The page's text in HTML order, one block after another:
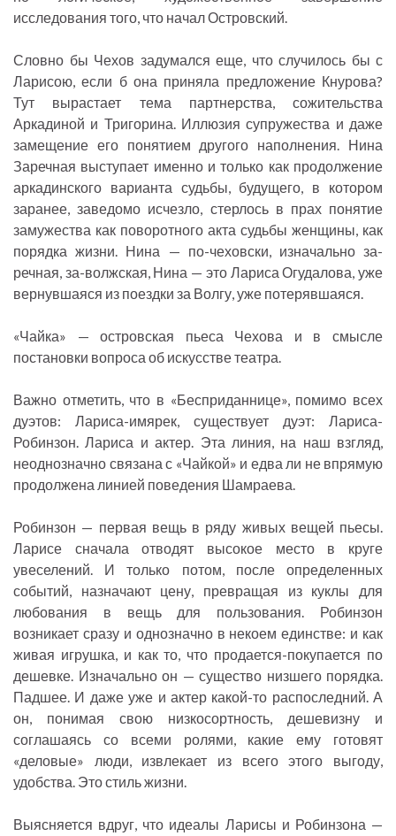
исследования того, что начал Островский.
Словно бы Чехов задумался еще, что случилось бы с
Ларисою, если б она приняла предложение Кнурова?
Тут вырастает тема партнерства, сожительства
Аркадиной и Тригорина. Иллюзия супружества и даже
замещение его понятием другого наполнения. Нина
Заречная выступает именно и только как продолжение
аркадинского варианта судьбы, будущего, в котором
заранее, заведомо исчезло, стерлось в прах понятие
замужества как поворотного акта судьбы женщины, как
порядка жизни. Нина — по-чеховски, изначально за-
речная, за-волжская, Нина — это Лариса Огудалова, уже
вернувшаяся из поездки за Волгу, уже потерявшаяся.
«Чайка» — островская пьеса Чехова и в смысле
постановки вопроса об искусстве театра.
Важно отметить, что в «Бесприданнице», помимо всех
дуэтов: Лариса-имярек, существует дуэт: Лариса-
Робинзон. Лариса и актер. Эта линия, на наш взгляд,
неоднозначно связана с «Чайкой» и едва ли не впрямую
продолжена линией поведения Шамраева.
Робинзон — первая вещь в ряду живых вещей пьесы.
Ларисе сначала отводят высокое место в круге
увеселений. И только потом, после определенных
событий, назначают цену, превращая из куклы для
любования в вещь для пользования. Робинзон
возникает сразу и однозначно в некоем единстве: и как
живая игрушка, и как то, что продается-покупается по
дешевке. Изначально он — существо низшего порядка.
Падшее. И даже уже и актер какой-то распоследний. А
он, понимая свою низкосортность, дешевизну и
соглашаясь со всеми ролями, какие ему готовят
«деловые» люди, извлекает из всего этого выгоду,
удобства. Это стиль жизни.
Выясняется вдруг, что идеалы Ларисы и Робинзона —